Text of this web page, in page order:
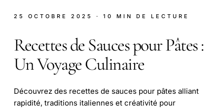
25 OCTOBRE 2025 · 10 MIN DE LECTURE
Recettes de Sauces pour Pâtes :
Un Voyage Culinaire
Découvrez des recettes de sauces pour pâtes alliant
rapidité, traditions italiennes et créativité pour